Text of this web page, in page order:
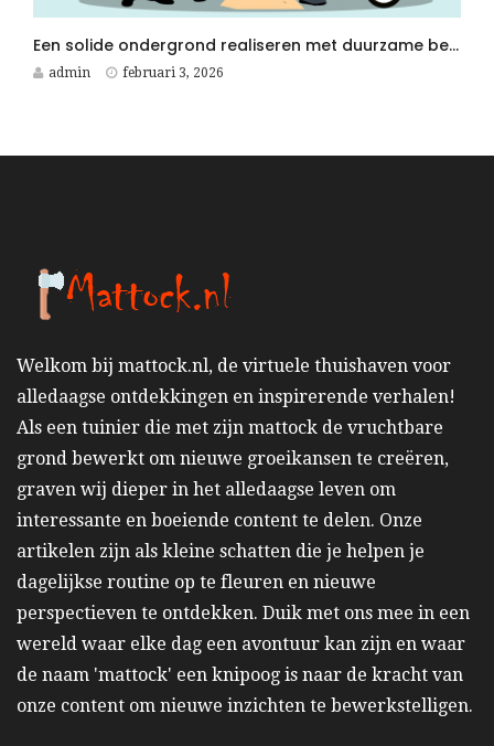
Een solide ondergrond realiseren met duurzame betonplaten voor elk betonwerken project
admin februari 3, 2026
Welkom bij mattock.nl, de virtuele thuishaven voor
alledaagse ontdekkingen en inspirerende verhalen!
Als een tuinier die met zijn mattock de vruchtbare
grond bewerkt om nieuwe groeikansen te creëren,
graven wij dieper in het alledaagse leven om
interessante en boeiende content te delen. Onze
artikelen zijn als kleine schatten die je helpen je
dagelijkse routine op te fleuren en nieuwe
perspectieven te ontdekken. Duik met ons mee in een
wereld waar elke dag een avontuur kan zijn en waar
de naam 'mattock' een knipoog is naar de kracht van
onze content om nieuwe inzichten te bewerkstelligen.